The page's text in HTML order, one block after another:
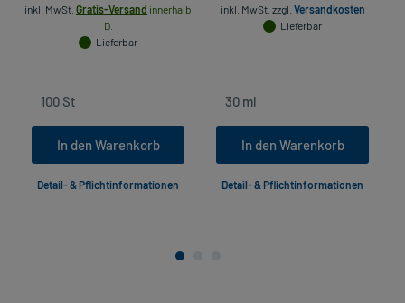
inkl. MwSt. Gratis-Versand innerhalb
D.
Lieferbar
In den Warenkorb
Detail- & Pflichtinformationen
inkl. MwSt. zzgl. Versandkosten
Lieferbar
In den Warenkorb
Detail- & Pflichtinformationen